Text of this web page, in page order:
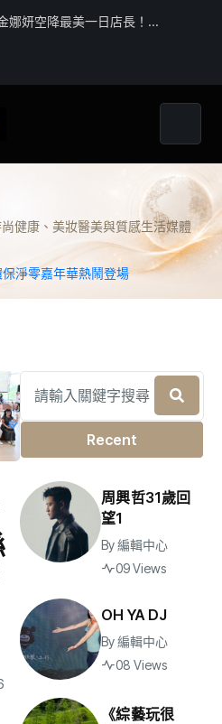
娜妍空降最美一日店長！
健康、美妝醫美與質感生活媒體
淨零嘉年華熱鬧登場
Recent
周興哲31歲回
望1
By編輯中心
09 Views
OH YA DJ
By編輯中心
08 Views
《綜藝玩很